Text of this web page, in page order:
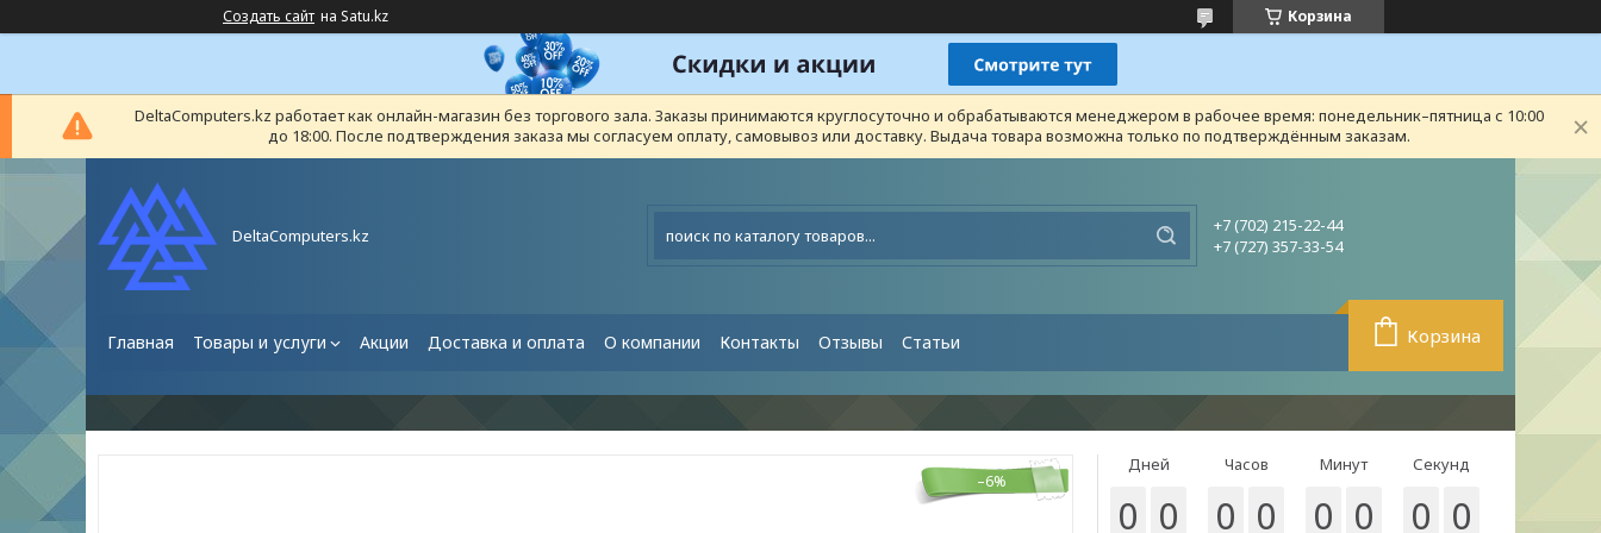
Создать сайт на Satu.kz Корзина
DeltaComputers.kz работает как онлайн-магазин без торгового зала. Заказы принимаются круглосуточно и обрабатываются менеджером в рабочее время: понедельник–пятница с 10:00
до 18:00. После подтверждения заказа мы согласуем оплату, самовывоз или доставку. Выдача товара возможна только по подтверждённым заказам.
DeltaComputers.kz
+7 (702) 215-22-44
+7 (727) 357-33-54
Главная Товары и услуги Акции Доставка и оплата О компании Контакты Отзывы Статьи Корзина
–6%
Дней
0 0
Часов
0 0
Минут
0 0
Секунд
0 0